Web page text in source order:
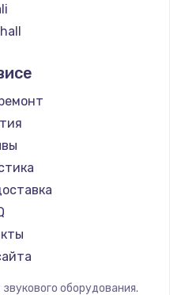
оборудования.